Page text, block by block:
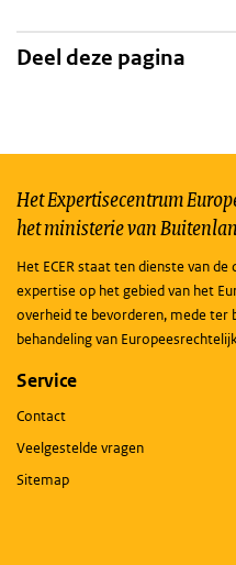
Deel deze pagina
Het Expertisecentrum
het ministerie van
Het ECER staat ten dienste van
expertise op het gebied van het
overheid te bevorderen, mede ter
behandeling van
Service
Contact
Veelgestelde vragen
Sitemap